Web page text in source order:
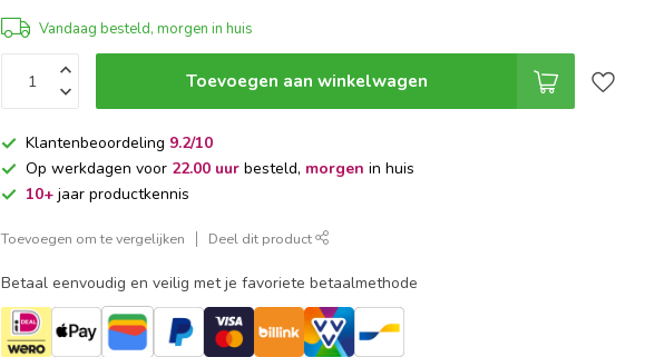
Vandaag besteld, morgen in huis
Toevoegen aan winkelwagen
Klantenbeoordeling 9.2/10
Op werkdagen voor 22.00 uur besteld, morgen in huis
10+ jaar productkennis
Toevoegen om te vergelijken Deel dit product
Betaal eenvoudig en veilig met je favoriete betaalmethode